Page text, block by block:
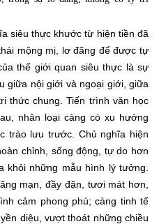
siêu thực khước từ hiện tiền đã
mộng mị, lơ đãng để được tự
thế giới quan siêu thực là sự
giữa nội giới và ngoại giới, giữa
thức chung. Tiến trình văn học
nhân loại càng có xu hướng
trào lưu trước. Chủ nghĩa hiện
chỉnh, sống động, tự do hơn
khỏi những mẫu hình lý tưởng.
mạn, đầy đặn, tươi mát hơn,
cảm phong phú; càng tinh tế
diệu, vượt thoát những chiều